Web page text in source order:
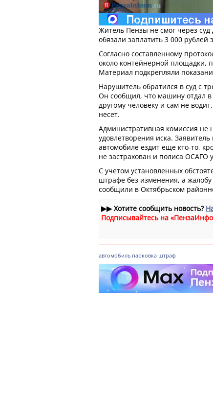
Житель Пензы не смог через
обязали заплатить 3 000 рублей
Согласно составленному
около контейнерной площадки,
Материал подкрепляли
Нарушитель обратился в суд с
Он сообщил, что машину отдал в
другому человеку и сам не
несет.
Административная комиссия не
удовлетворения иска. Заявитель
автомобиле ездит еще кто-то,
не застрахован и полиса ОСАГО
С учетом установленных
штрафе без изменения, а
сообщили в Октябрьском
▶▶Хотите сообщить новость?
Подписывайтесь на
автомобиль парковка штраф